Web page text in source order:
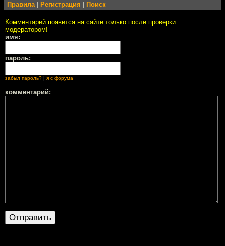
Правила| Регистрация Поиск
Комментарий появится на сайте только после проверки
модератором!
имя:
пароль:
забыл пароль? я с форума
комментарий: